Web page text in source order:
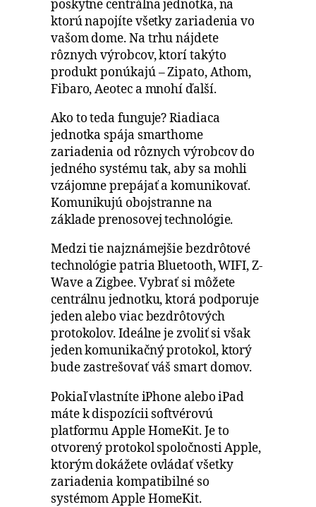
poskytne centrálna jednotka, na
ktorú napojíte všetky zariadenia vo
vašom dome. Na trhu nájdete
rôznych výrobcov, ktorí takýto
produkt ponúkajú – Zipato, Athom,
Fibaro, Aeotec a mnohí ďalší.
Ako to teda funguje? Riadiaca
jednotka spája smarthome
zariadenia od rôznych výrobcov do
jedného systému tak, aby sa mohli
vzájomne prepájať a komunikovať.
Komunikujú obojstranne na
základe prenosovej technológie.
Medzi tie najznámejšie bezdrôtové
technológie patria Bluetooth, WIFI, Z-
Wave a Zigbee. Vybrať si môžete
centrálnu jednotku, ktorá podporuje
jeden alebo viac bezdrôtových
protokolov. Ideálne je zvoliť si však
jeden komunikačný protokol, ktorý
bude zastrešovať váš smart domov.
Pokiaľ vlastníte iPhone alebo iPad
máte k dispozícii softvérovú
platformu Apple HomeKit. Je to
otvorený protokol spoločnosti Apple,
ktorým dokážete ovládať všetky
zariadenia kompatibilné so
systémom Apple HomeKit.